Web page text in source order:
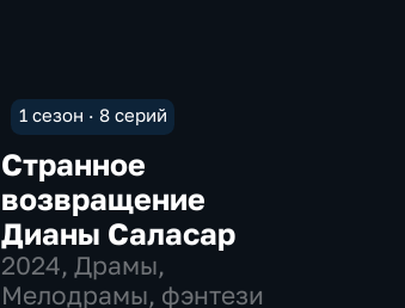
1 сезон · 8 серий
Странное
возвращение
Дианы Саласар
2024, Драмы,
Мелодрамы, фэнтези